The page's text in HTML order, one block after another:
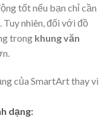
tốt nếu bạn chỉ cần
. Tuy nhiên, đối với đồ
trong khung văn
dạng: